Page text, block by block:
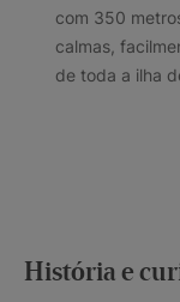
com 350
calmas,
de toda a ilha
História e